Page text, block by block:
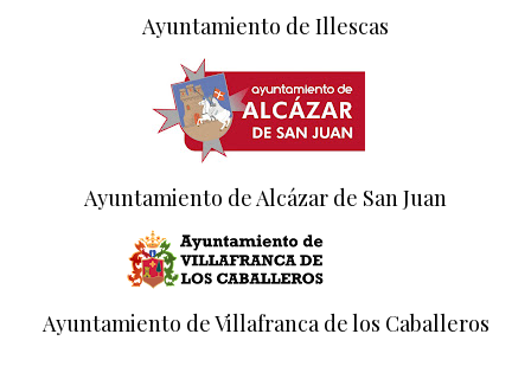
Ayuntamiento de Illescas
Ayuntamiento de Alcázar de San Juan
Ayuntamiento de Villafranca de los Caballeros